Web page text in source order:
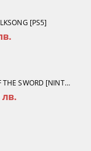
[PS5]
ONIMUSHA: WAY OF THE SWORD [NINTENDO SWITCH 2]
лв.